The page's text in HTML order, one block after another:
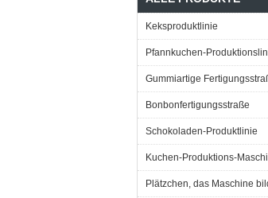
Keksproduktlinie
Pfannkuchen-
Gummiartige
Bonbonfertigungsstraße
Schokoladen-Produktlinie
Kuchen-Produktions-
Plätzchen, das Maschine